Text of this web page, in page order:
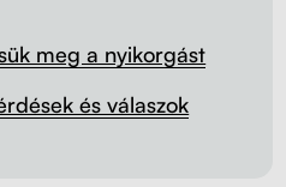
meg a nyikorgást
és válaszok